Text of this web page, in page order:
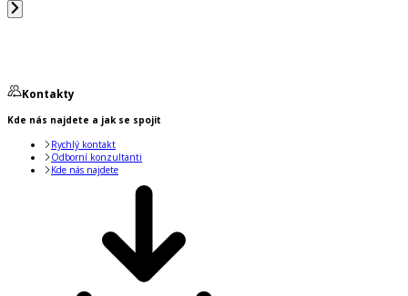
Kontakty
Kde nás najdete a jak se spojit
Rychlý kontakt
Odborní konzultanti
Kde nás najdete